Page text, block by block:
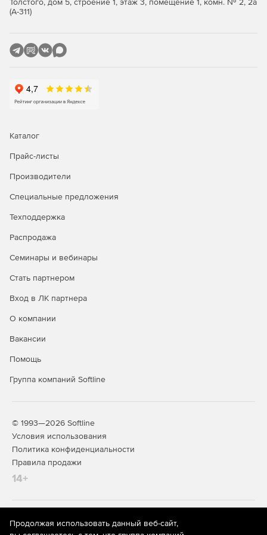
(А-311)
Каталог
Прайс-листы
Производители
Специальные предложения
Техподдержка
Распродажа
Семинары и вебинары
Стать партнером
Вход в ЛК партнера
О компании
Вакансии
Помощь
Группа компаний Softline
© 1993—2026 Softline
Условия использования
Политика конфиденциальности
Правила продажи
14+
На информационном ресурсе store.softline.ru применяются
рекомендательные технологии
(информационные технологии
Продолжая использовать данный веб-сайт,